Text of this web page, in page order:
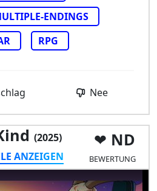
ENDINGS
RPG
Nee
(2025)
ANZEIGEN
ND
BEWERTUNG